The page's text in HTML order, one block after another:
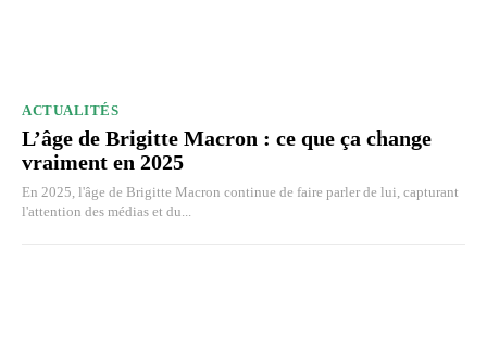
ACTUALITÉS
L’âge de Brigitte Macron : ce que ça change
vraiment en 2025
En 2025, l'âge de Brigitte Macron continue de faire parler de lui, capturant
l'attention des médias et du...